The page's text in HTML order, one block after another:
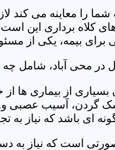
شما را معاینه می کند
کلاه برداری این
برای بیمه، یکی از
در محی آباد، شامل
از بیماری ها
گردن، آسیب عصبی و...
ای باشد که نیاز به
است که نیاز به